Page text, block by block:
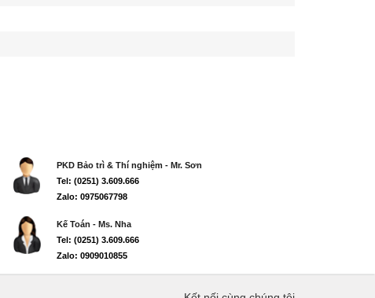
PKD Bảo trì & Thí nghiệm - Mr. Sơn
Tel: (0251) 3.609.666
Zalo: 0975067798
Kế Toán - Ms. Nha
Tel: (0251) 3.609.666
Zalo: 0909010855